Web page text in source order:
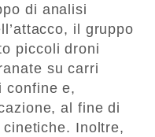
di analisi
il gruppo
piccoli droni
su carri
confine e,
al fine di
Inoltre,